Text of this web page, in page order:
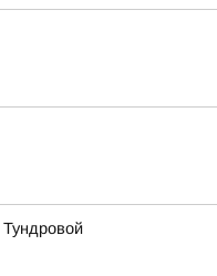
Тундровой